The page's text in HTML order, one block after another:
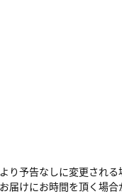
予告なしに変更される
けにお時間を頂く場合